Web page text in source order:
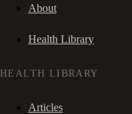
About
Health Library
HEALTH LIBRARY
Articles